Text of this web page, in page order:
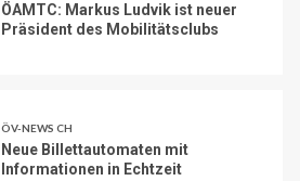
ÖAMTC: Markus Ludvik ist neuer
Präsident des Mobilitätsclubs
ÖV-NEWS CH
Neue Billettautomaten mit
Informationen in Echtzeit